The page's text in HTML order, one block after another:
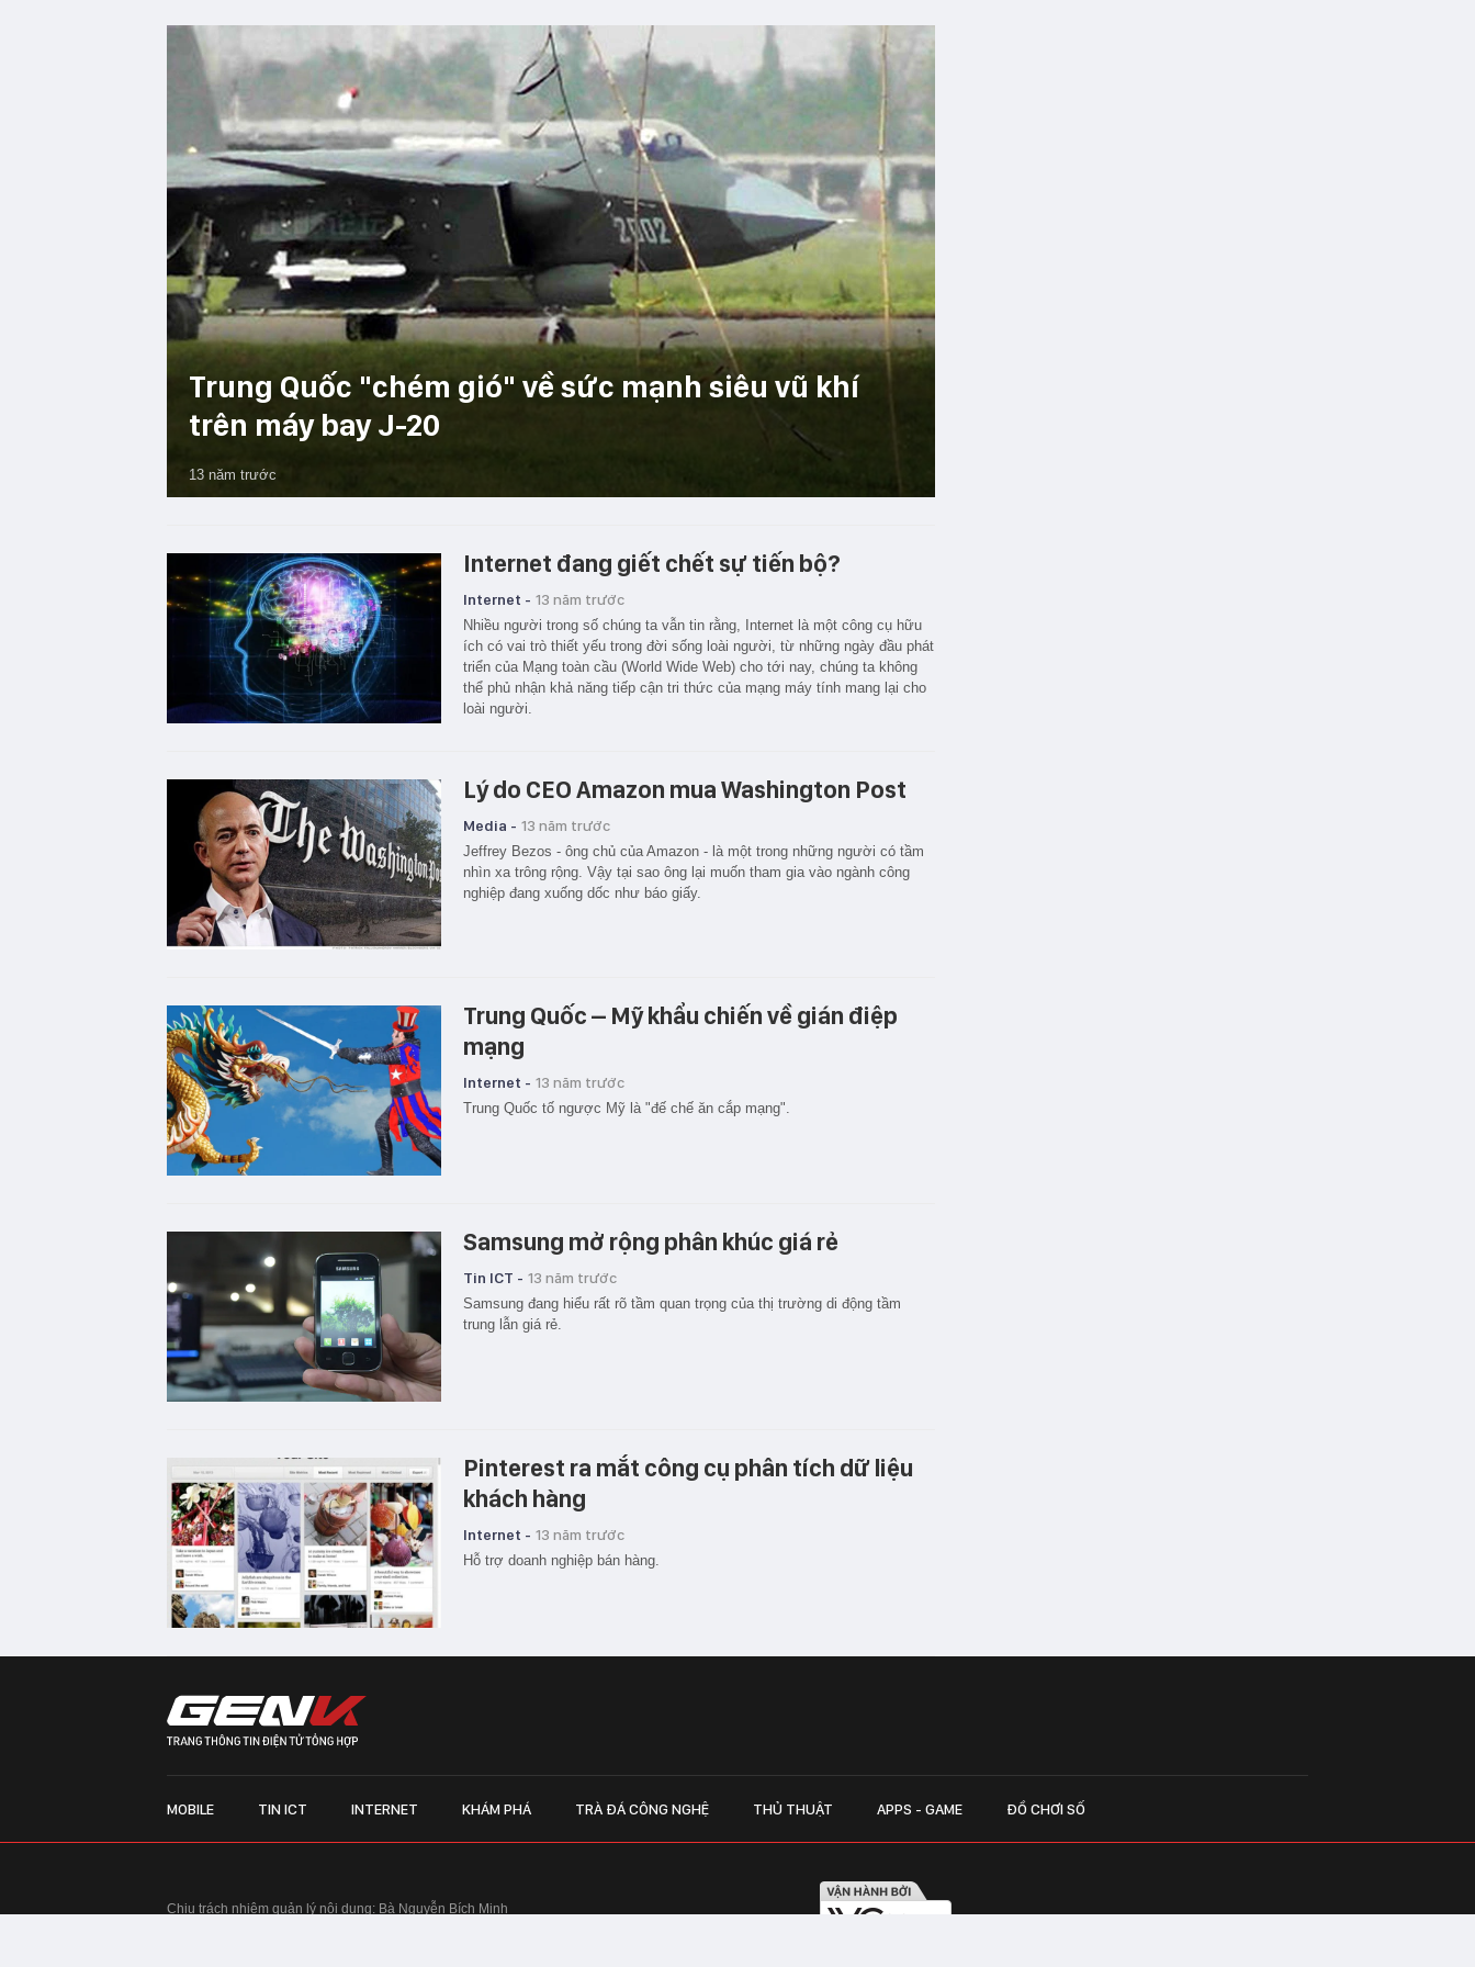
Trung Quốc "chém gió" về sức mạnh siêu vũ khí
trên máy bay J-20
13 năm trước
Internet đang giết chết sự tiến bộ?
Internet - 13 năm trước
Nhiều người trong số chúng ta vẫn tin rằng, Internet là một công cụ hữu
ích có vai trò thiết yếu trong đời sống loài người, từ những ngày đầu phát
triển của Mạng toàn cầu (World Wide Web) cho tới nay, chúng ta không
thể phủ nhận khả năng tiếp cận tri thức của mạng máy tính mang lại cho
loài người.
Lý do CEO Amazon mua Washington Post
Media - 13 năm trước
Jeffrey Bezos - ông chủ của Amazon - là một trong những người có tầm
nhìn xa trông rộng. Vậy tại sao ông lại muốn tham gia vào ngành công
nghiệp đang xuống dốc như báo giấy.
Trung Quốc – Mỹ khẩu chiến về gián điệp
mạng
Internet - 13 năm trước
Trung Quốc tố ngược Mỹ là "đế chế ăn cắp mạng".
Samsung mở rộng phân khúc giá rẻ
Tin ICT - 13 năm trước
Samsung đang hiểu rất rõ tầm quan trọng của thị trường di động tầm
trung lẫn giá rẻ.
Pinterest ra mắt công cụ phân tích dữ liệu
khách hàng
Internet - 13 năm trước
Hỗ trợ doanh nghiệp bán hàng.
MOBILE TIN ICT INTERNET KHÁM PHÁ TRÀ ĐÁ CÔNG NGHỆ THỦ THUẬT APPS - GAME ĐỒ CHƠI SỐ
Chịu trách nhiệm quản lý nội dung: Bà Nguyễn Bích Minh